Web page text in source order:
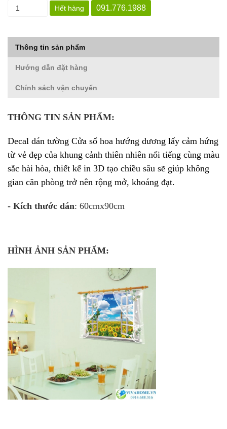
Hết hàng 091.776.1988
Thông tin sản phẩm
Hướng dẫn đặt hàng
Chính sách vận chuyển
THÔNG TIN SẢN PHẨM:
Decal dán tường Cửa sổ hoa hướng dương lấy cảm hứng
từ vẻ đẹp của khung cảnh thiên nhiên nổi tiếng cùng màu
sắc hài hòa, thiết kế in 3D tạo chiều sâu sẽ giúp không
gian căn phòng trở nên rộng mở, khoáng đạt.
- Kích thước dán: 60cmx90cm
HÌNH ẢNH SẢN PHẨM: